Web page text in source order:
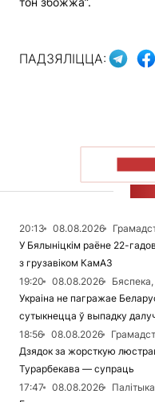
ПАДЗЯЛІЦЦА:
20:13 08.08.2026
У Бялыніцкім раёне 22-
з грузавіком КамАЗ
19:20
08.08.2026
Украіна не пагражае
сутыкнецца ў выпадку
18:56
08.08.2026
Дзядок за жорсткую
Турарбекава — супраць
17:47
08.08.2026
Палітыка